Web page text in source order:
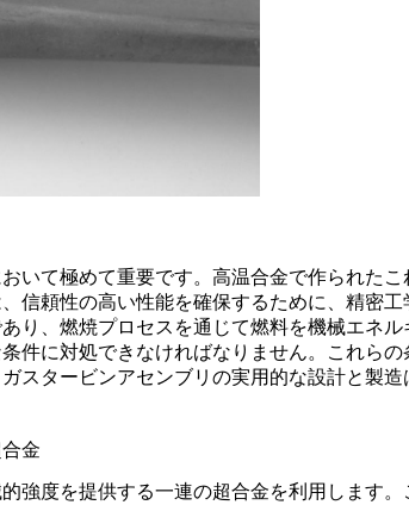
いて極めて重要です。高温合金で作られた
信頼性の高い性能を確保するために、 精密工
り、 燃焼プロセスを通じて燃料を機械エネ
件に対処できなければなりません。これら
スタービンアセンブリの実用的な設計と製
金
強度を提供する一連の超合金を利用します。